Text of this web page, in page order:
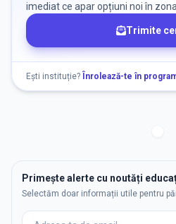
imediat ce apar opțiuni noi în
Trimite
Ești instituție? Înrolează-te în
Primește alerte cu noutăți
Selectăm doar informații utile pentru